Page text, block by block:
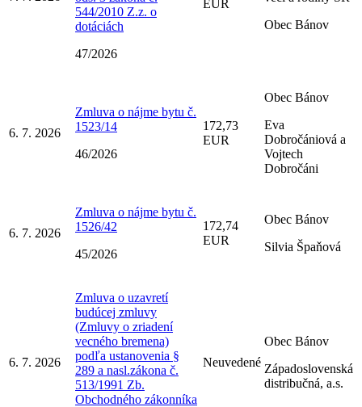
544/2010 Z.z. o
dotáciách
47/2026
EUR
Obec Bánov
6. 7. 2026
Zmluva o nájme bytu č.
1523/14
46/2026
172,73
EUR
Obec Bánov
Eva
Dobročániová a
Vojtech
Dobročáni
6. 7. 2026
Zmluva o nájme bytu č.
1526/42
45/2026
172,74
EUR
Obec Bánov
Silvia Špaňová
6. 7. 2026
Zmluva o uzavretí
budúcej zmluvy
(Zmluvy o zriadení
vecného bremena)
podľa ustanovenia §
289 a nasl.zákona č.
513/1991 Zb.
Obchodného zákonníka
Neuvedené
Obec Bánov
Západoslovenská
distribučná, a.s.